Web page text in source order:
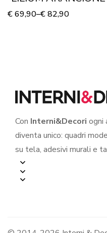
€69,90–€82,90
Con Interni&Decori ogni
diventa unico: quadri
su tela, adesivi murali e